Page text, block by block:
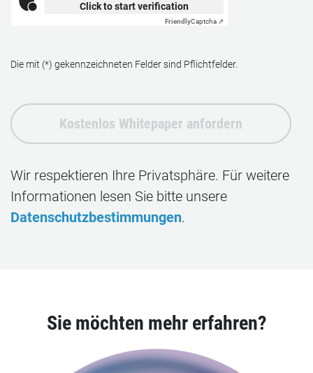
Click to start verification
FriendlyCaptcha ⇗
Die mit (*) gekennzeichneten Felder sind Pflichtfelder.
Kostenlos Whitepaper anfordern
Wir respektieren Ihre Privatsphäre. Für weitere
Informationen lesen Sie bitte unsere
Datenschutzbestimmungen.
Sie möchten mehr erfahren?